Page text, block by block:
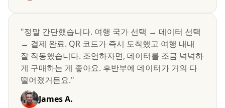
"정말 간단했습니다. 여행 국가 선택 → 데이터 선택
→ 결제 완료. QR 코드가 즉시 도착했고 여행 내내
잘 작동했습니다. 조언하자면, 데이터를 조금 넉넉하
게 구매하는 게 좋아요. 후반부에 데이터가 거의 다
떨어졌거든요."
James A.